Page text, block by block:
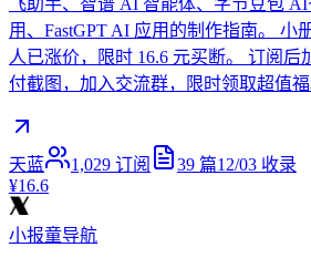
用、FastGPT AI 应用的制作指南。 小
人已涨价，限时 16.6 元买断。 订阅后
付截图，加入交流群，限时领取超值福
天蓝 1,029 订阅 39 篇12/03 收录
¥16.6
小报童导航